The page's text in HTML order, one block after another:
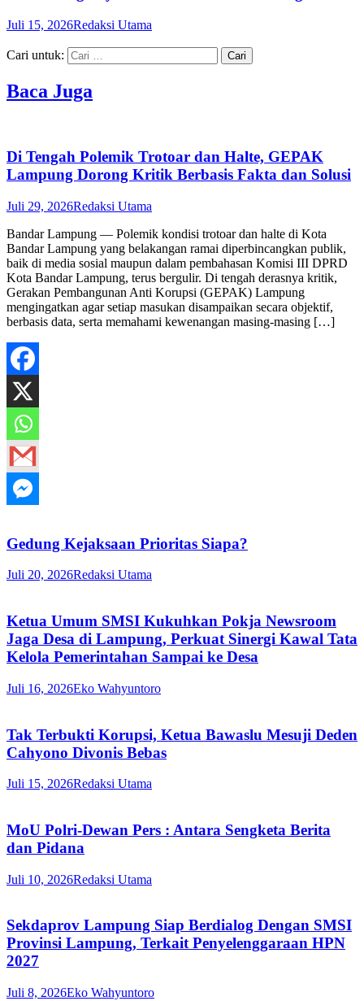
Juli 15, 2026Redaksi Utama
Cari untuk:
Baca Juga
Di Tengah Polemik Trotoar dan Halte, GEPAK
Lampung Dorong Kritik Berbasis Fakta dan Solusi
Juli 29, 2026Redaksi Utama
Bandar Lampung — Polemik kondisi trotoar dan halte di Kota
Bandar Lampung yang belakangan ramai diperbincangkan publik,
baik di media sosial maupun dalam pembahasan Komisi III DPRD
Kota Bandar Lampung, terus bergulir. Di tengah derasnya kritik,
Gerakan Pembangunan Anti Korupsi (GEPAK) Lampung
mengingatkan agar setiap masukan disampaikan secara objektif,
berbasis data, serta memahami kewenangan masing-masing […]
Gedung Kejaksaan Prioritas Siapa?
Juli 20, 2026Redaksi Utama
Ketua Umum SMSI Kukuhkan Pokja Newsroom
Jaga Desa di Lampung, Perkuat Sinergi Kawal Tata
Kelola Pemerintahan Sampai ke Desa
Juli 16, 2026Eko Wahyuntoro
Tak Terbukti Korupsi, Ketua Bawaslu Mesuji Deden
Cahyono Divonis Bebas
Juli 15, 2026Redaksi Utama
MoU Polri-Dewan Pers : Antara Sengketa Berita
dan Pidana
Juli 10, 2026Redaksi Utama
Sekdaprov Lampung Siap Berdialog Dengan SMSI
Provinsi Lampung, Terkait Penyelenggaraan HPN
2027
Juli 8, 2026Eko Wahyuntoro